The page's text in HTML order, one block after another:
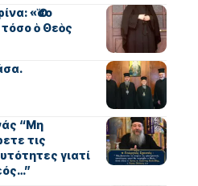
«Ὅσο
τόσο ὁ Θεὸς
“Μη
τις
γιατί